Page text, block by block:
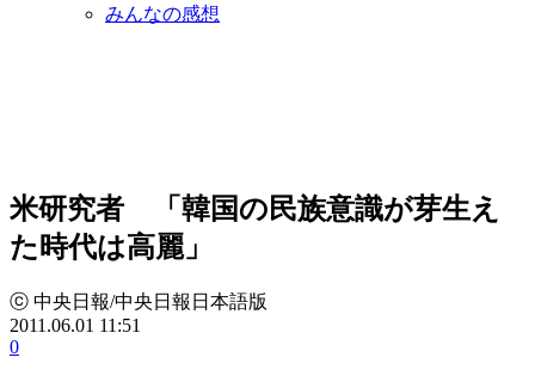
みんなの感想
米研究者 「韓国の民族意識が芽生え
た時代は高麗」
ⓒ 中央日報/中央日報日本語版
2011.06.01 11:51
0